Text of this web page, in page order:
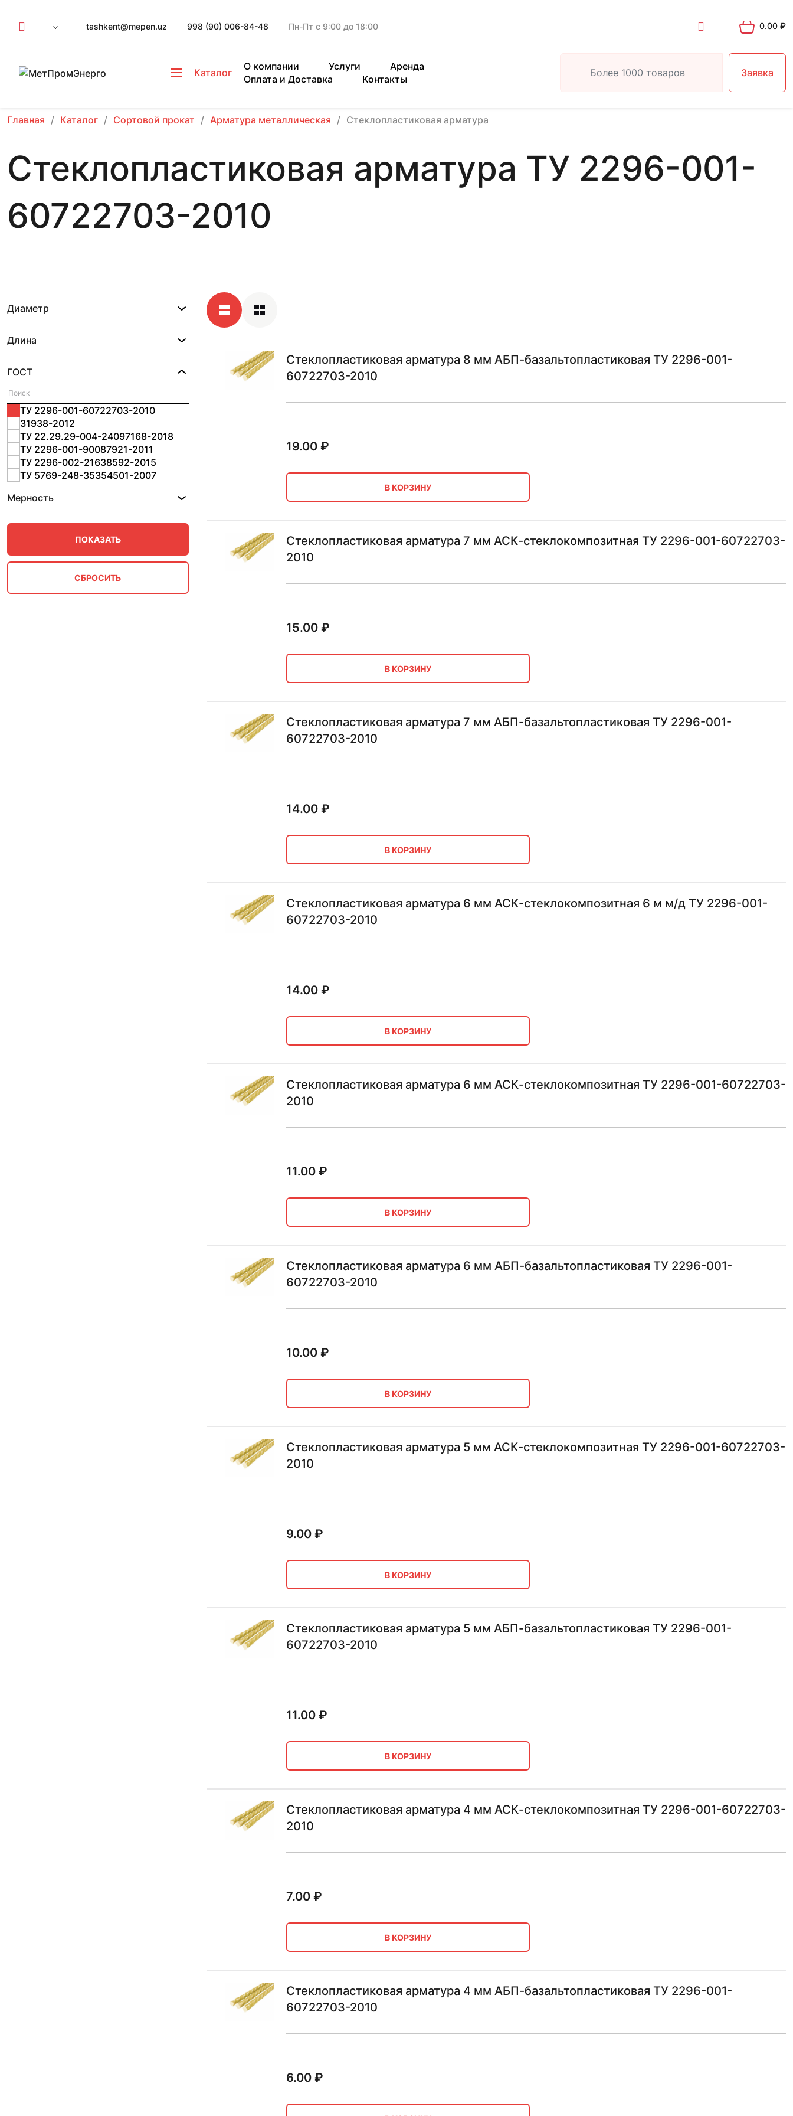
tashkent@mepen.uz 998 (90) 006-84-48 Пн-Пт с 9:00 до 18:00 0.00 ₽
Каталог
О компании Услуги
Аренда
Оплата и Доставка
Контакты
Заявка
Главная Каталог Сортовой прокат Арматура металлическая Стеклопластиковая арматура
Стеклопластиковая арматура ТУ 2296-001-
60722703-2010
Диаметр
Длина
ГОСТ
31938-2012
ТУ 22.29.29-004-24097168-2018
ТУ 2296-001-60722703-2010
ТУ 2296-001-90087921-2011
ТУ 2296-002-21638592-2015
ТУ 5769-248-35354501-2007
Мерность
Стеклопластиковая арматура 8 мм АБП-базальтопластиковая ТУ 2296-001-
60722703-2010
19.00₽
В КОРЗИНУ
Стеклопластиковая арматура 7 мм АСК-стеклокомпозитная ТУ 2296-001-60722703-
2010
15.00₽
В КОРЗИНУ
Стеклопластиковая арматура 7 мм АБП-базальтопластиковая ТУ 2296-001-
60722703-2010
14.00₽
В КОРЗИНУ
Стеклопластиковая арматура 6 мм АСК-стеклокомпозитная 6 м м/д ТУ 2296-001-
60722703-2010
14.00₽
В КОРЗИНУ
Стеклопластиковая арматура 6 мм АСК-стеклокомпозитная ТУ 2296-001-60722703-
2010
11.00₽
В КОРЗИНУ
Стеклопластиковая арматура 6 мм АБП-базальтопластиковая ТУ 2296-001-
60722703-2010
10.00₽
В КОРЗИНУ
Стеклопластиковая арматура 5 мм АСК-стеклокомпозитная ТУ 2296-001-60722703-
2010
9.00₽
В КОРЗИНУ
Стеклопластиковая арматура 5 мм АБП-базальтопластиковая ТУ 2296-001-
60722703-2010
11.00₽
В КОРЗИНУ
Стеклопластиковая арматура 4 мм АСК-стеклокомпозитная ТУ 2296-001-60722703-
2010
7.00₽
В КОРЗИНУ
Стеклопластиковая арматура 4 мм АБП-базальтопластиковая ТУ 2296-001-
60722703-2010
6.00₽